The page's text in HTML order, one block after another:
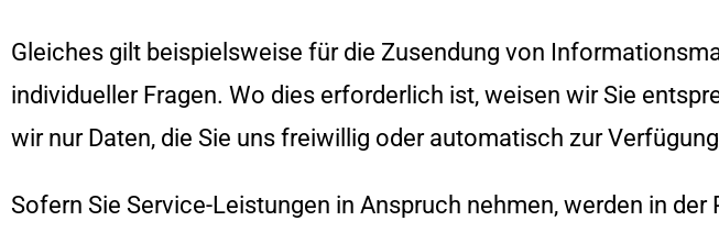
Gleiches gilt beispielsweise für die Zusendung von
individueller Fragen. Wo dies erforderlich ist, weisen wir Sie
wir nur Daten, die Sie uns freiwillig oder automatisch zur
Sofern Sie Service-Leistungen in Anspruch nehmen, werden in